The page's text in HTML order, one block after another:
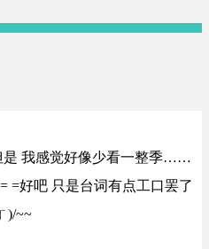
是 我感觉好像少看一整季……
= =好吧 只是台词有点工口罢了
)/~~